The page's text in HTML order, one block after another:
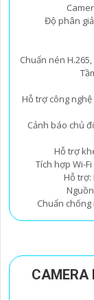
Độ phân
Chuẩn nén
Hỗ trợ công
Cảnh báo chủ
Hỗ trợ
Tích hợp Wi-
Hỗ trợ:
Chuẩn
CAMERA